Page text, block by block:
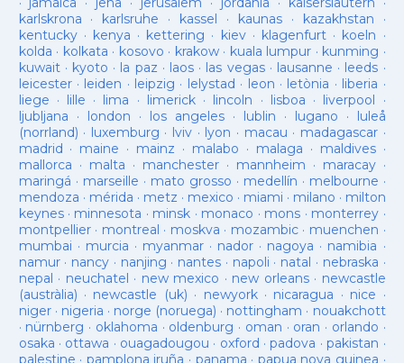
karlskrona · karlsruhe · kassel · kaunas· kazakhstan ·
kentucky· kenya · kettering · kiev· klagenfurt · koeln ·
kolda · kolkata · kosovo · krakow· kuala lumpur · kunming ·
kuwait· kyoto · la paz · laos· las vegas· lausanne · leeds ·
leicester· leiden · leipzig · lelystad · leon · letònia · liberia ·
liege · lille · lima · limerick· lincoln · lisboa · liverpool ·
ljubljana · london · los angeles· lublin · lugano · luleå
(norrland) · luxemburg · lviv · lyon · macau · madagascar·
madrid · maine · mainz · malabo · malaga · maldives·
mallorca · malta · manchester· mannheim · maracay·
maringá · marseille · mato grosso · medellín · melbourne ·
mendoza · mérida · metz · mexico · miami · milano · milton
keynes· minnesota · minsk · monaco · mons · monterrey ·
montpellier· montreal · moskva · mozambic· muenchen ·
mumbai · murcia · myanmar· nador · nagoya · namibia ·
namur· nancy · nanjing · nantes · napoli · natal · nebraska ·
nepal · neuchatel · new mexico · new orleans· newcastle
(austràlia) · newcastle (uk) · newyork· nicaragua · nice ·
niger· nigeria · norge (noruega) · nottingham · nouakchott
· nürnberg · oklahoma · oldenburg · oman · oran · orlando ·
osaka · ottawa · ouagadougou · oxford ·padova ·pakistan ·
palestine · pamplona iruña · panama · papua nova guinea ·